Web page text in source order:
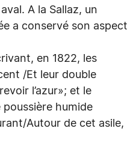
A la Sallaz, un
a conservé son aspect
en 1822, les
/Et leur double
l’azur»; et le
poussière humide
Autour de cet asile,